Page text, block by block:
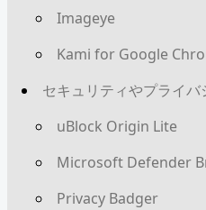
Imageye
Kami for Google
セキュリティやプライ
uBlock Origin Lite
Microsoft Defender
Privacy Badger